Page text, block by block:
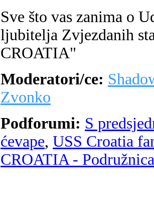
Sve što vas zanima o
ljubitelja Zvjezdanih
CROATIA"
Moderatori/ce:
Zvonko
Podforumi: S
ćevape, USS Croatia
CROATIA -